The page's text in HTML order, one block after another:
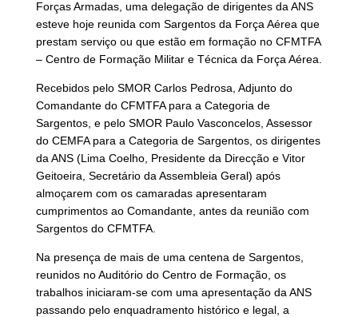
Forças Armadas, uma delegação de dirigentes da ANS
esteve hoje reunida com Sargentos da Força Aérea que
prestam serviço ou que estão em formação no CFMTFA
– Centro de Formação Militar e Técnica da Força Aérea.
Recebidos pelo SMOR Carlos Pedrosa, Adjunto do
Comandante do CFMTFA para a Categoria de
Sargentos, e pelo SMOR Paulo Vasconcelos, Assessor
do CEMFA para a Categoria de Sargentos, os dirigentes
da ANS (Lima Coelho, Presidente da Direcção e Vitor
Geitoeira, Secretário da Assembleia Geral) após
almoçarem com os camaradas apresentaram
cumprimentos ao Comandante, antes da reunião com
Sargentos do CFMTFA.
Na presença de mais de uma centena de Sargentos,
reunidos no Auditório do Centro de Formação, os
trabalhos iniciaram-se com uma apresentação da ANS
passando pelo enquadramento histórico e legal, a